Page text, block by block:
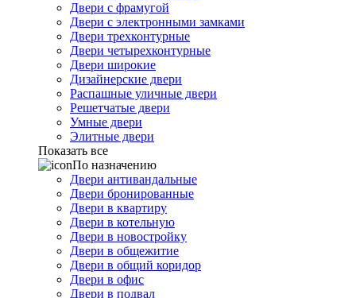
Двери с фрамугой
Двери с электронными замками
Двери трехконтурные
Двери четырехконтурные
Двери широкие
Дизайнерские двери
Распашные уличные двери
Решетчатые двери
Умные двери
Элитные двери
Показать все
По назначению
Двери антивандальные
Двери бронированные
Двери в квартиру
Двери в котельную
Двери в новостройку
Двери в общежитие
Двери в общий коридор
Двери в офис
Двери в подвал